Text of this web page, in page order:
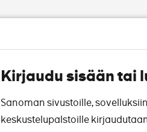
Kirjaudu sisään tai
Sanoman sivustoille,
keskustelupalstoille